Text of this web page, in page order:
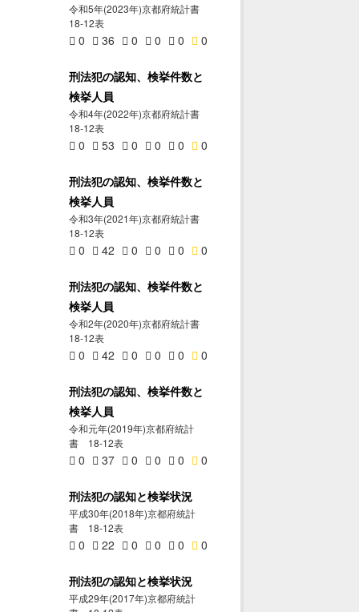
令和5年(2023年)京都府統計書
18-12表
0 36 0 0 0 0
刑法犯の認知、検挙件数と
検挙人員
令和4年(2022年)京都府統計書
18-12表
0 53 0 0 0 0
刑法犯の認知、検挙件数と
検挙人員
令和3年(2021年)京都府統計書
18-12表
0 42 0 0 0 0
刑法犯の認知、検挙件数と
検挙人員
令和2年(2020年)京都府統計書
18-12表
0 42 0 0 0 0
刑法犯の認知、検挙件数と
検挙人員
令和元年(2019年)京都府統計
書 18-12表
0 37 0 0 0 0
刑法犯の認知と検挙状況
平成30年(2018年)京都府統計
書 18-12表
0 22 0 0 0 0
刑法犯の認知と検挙状況
平成29年(2017年)京都府統計